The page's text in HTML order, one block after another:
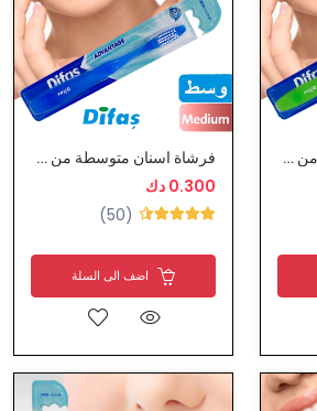
فرشاة اسنان متوسطة من ديفاس فرشاة اسنان متوسطة من ديفاس
0.300 دك
(50)
اضف الى السلة